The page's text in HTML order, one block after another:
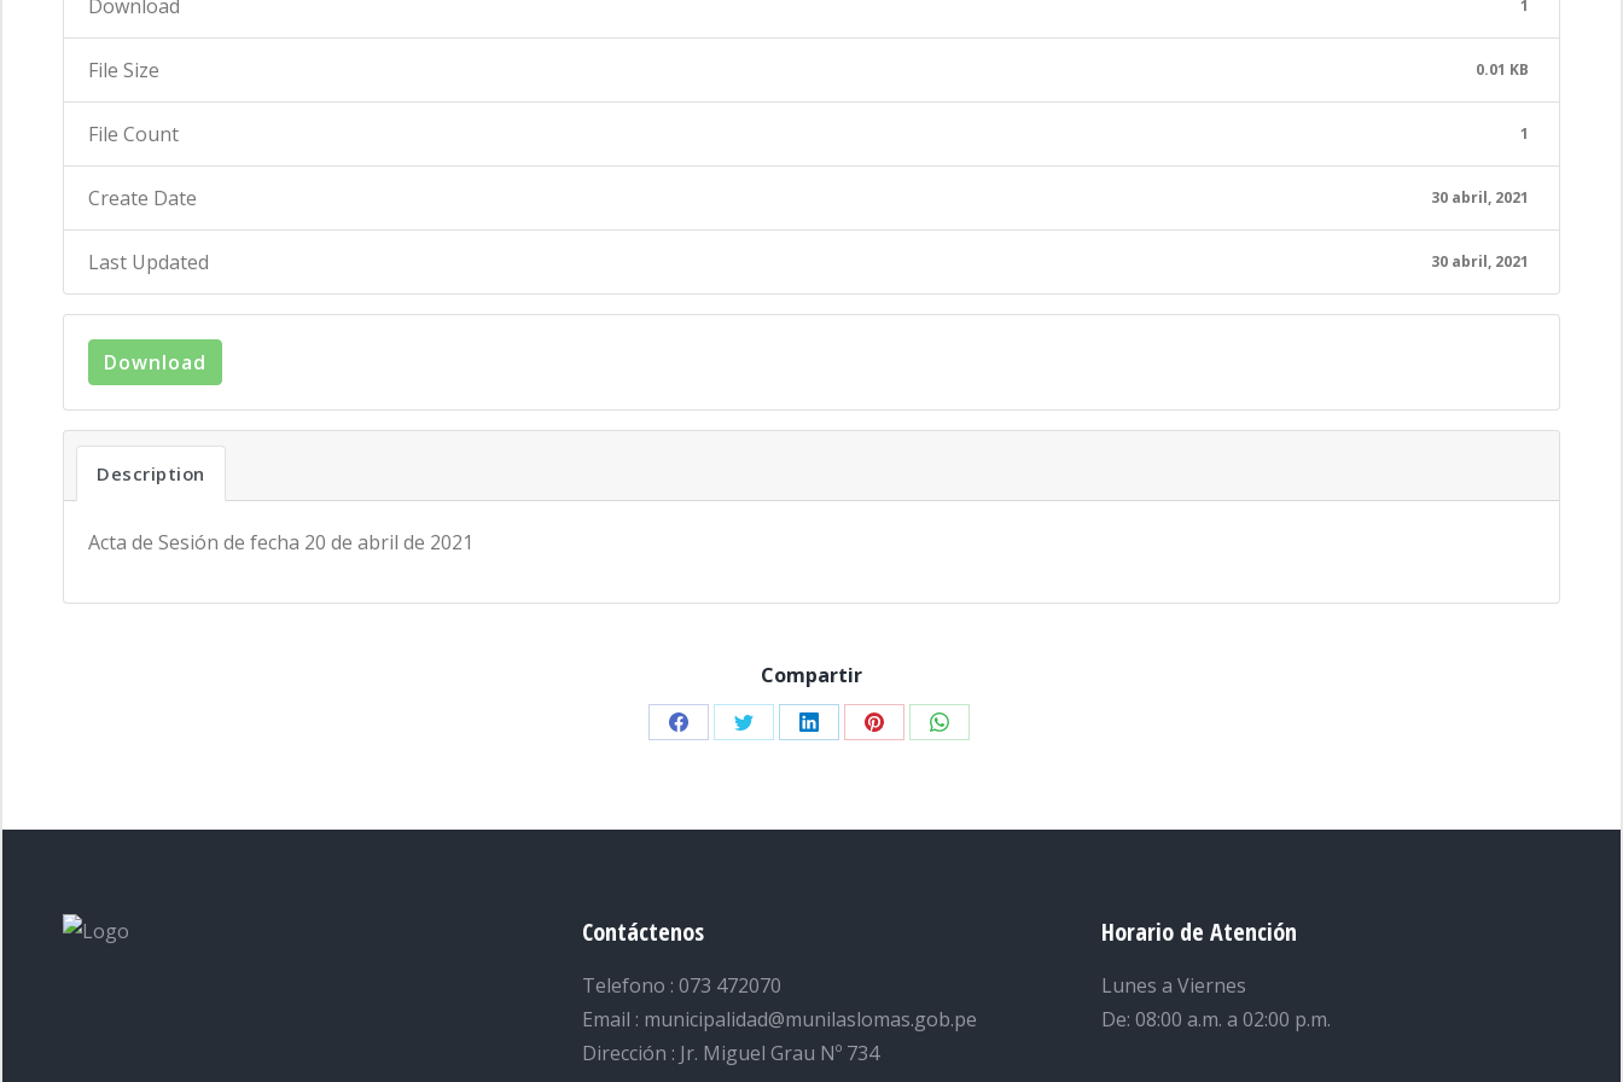
Download 1
File Size 0.01 KB
File Count 1
Create Date 30 abril, 2021
Last Updated 30 abril, 2021
Download
Description
Acta de Sesión de fecha 20 de abril de 2021
Compartir
Share Share Share Share Share
Contáctenos
Telefono : 073 472070
Email : municipalidad@munilaslomas.gob.pe
Dirección : Jr. Miguel Grau Nº 734
Horario de Atención
Lunes a Viernes
De: 08:00 a.m. a 02:00 p.m.